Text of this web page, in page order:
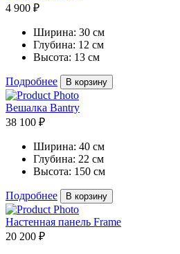
4 900 ₽
Ширина: 30 см
Глубина: 12 см
Высота: 13 см
Подробнее В корзину
Вешалка Bantry
38 100 ₽
Ширина: 40 см
Глубина: 22 см
Высота: 150 см
Подробнее В корзину
Настенная панель Frame
20 200 ₽